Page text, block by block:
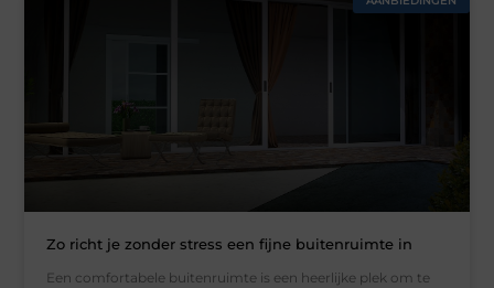
Zo richt je zonder stress een fijne buitenruimte in
Een comfortabele buitenruimte is een heerlijke plek om te